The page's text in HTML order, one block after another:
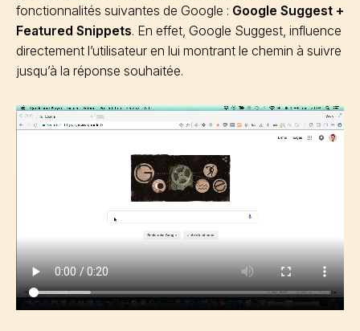
fonctionnalités suivantes de Google : Google Suggest +
Featured Snippets. En effet, Google Suggest, influence
directement l’utilisateur en lui montrant le chemin à suivre
jusqu’à la réponse souhaitée.